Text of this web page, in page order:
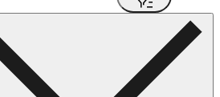
פרחים" ולצאת למסע של שליחות בו
מזורז בקבלת האחר ובאהבה גדולה